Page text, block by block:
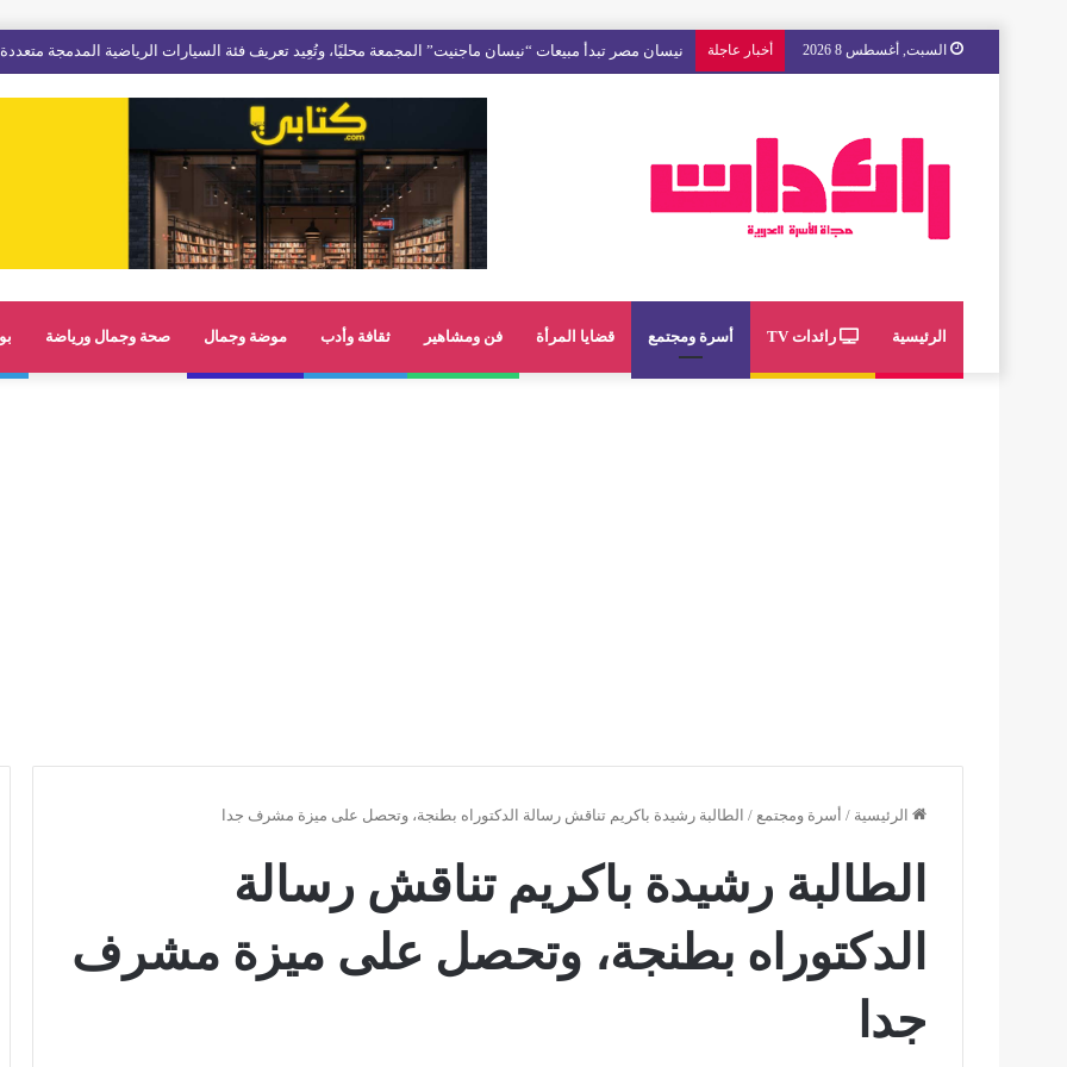
السبت, أغسطس 8 2026 أخبار عاجلة مع « The Next Ad » ، إنوي يُسند حملته الإعلانية المقبلة إلى الشباب المغربي
الرئيسية رائدات TV أسرة ومجتمع قضايا المرأة فن ومشاهير ثقافة وأدب موضة وجمال صحة وجمال ورياضة
الرئيسية / أسرة ومجتمع / الطالبة رشيدة باكريم تناقش رسالة الدكتوراه بطنجة، وتحصل على ميزة مشرف جدا
الطالبة رشيدة باكريم تناقش رسالة
الدكتوراه بطنجة، وتحصل على ميزة مشرف
جدا